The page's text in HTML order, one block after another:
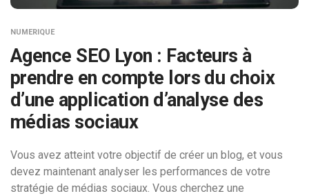
NUMERIQUE
Agence SEO Lyon : Facteurs à
prendre en compte lors du choix
d’une application d’analyse des
médias sociaux
Vous avez atteint votre objectif de créer un blog, et vous
devez maintenant analyser les performances de votre
stratégie de médias sociaux. Vous cherchez une